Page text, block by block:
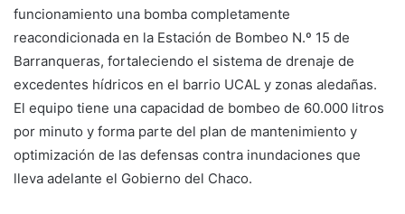
funcionamiento una bomba completamente
reacondicionada en la Estación de Bombeo N.º 15 de
Barranqueras, fortaleciendo el sistema de drenaje de
excedentes hídricos en el barrio UCAL y zonas aledañas.
El equipo tiene una capacidad de bombeo de 60.000 litros
por minuto y forma parte del plan de mantenimiento y
optimización de las defensas contra inundaciones que
lleva adelante el Gobierno del Chaco.